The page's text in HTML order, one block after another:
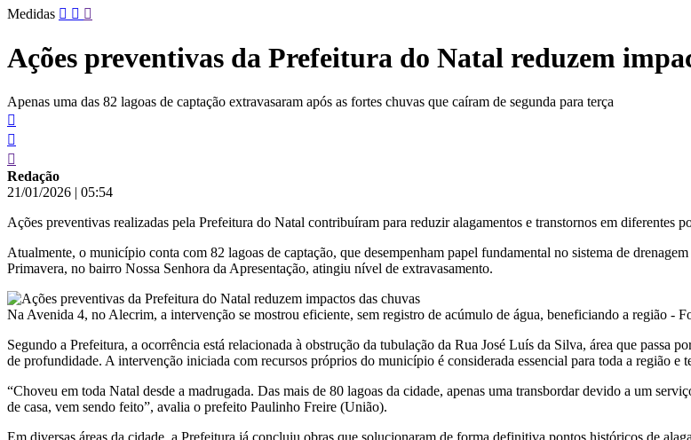
Pular
conteúdo
Medidas
Ações preventivas da Prefeitura do Natal reduzem
Apenas uma das 82 lagoas de captação extravasaram após as fortes chuvas que caíram de segunda para terça
Redação
21/01/2026 | 05:54
Ações preventivas realizadas pela Prefeitura do Natal contribuíram para reduzir alagamentos e transtornos em diferentes
Atualmente, o município conta com 82 lagoas de captação, que desempenham papel fundamental no sistema de
Primavera, no bairro Nossa Senhora da Apresentação, atingiu nível de extravasamento.
Na Avenida 4, no Alecrim, a intervenção se mostrou eficiente, sem registro de acúmulo de água, beneficiando a região -
Segundo a Prefeitura, a ocorrência está relacionada à obstrução da tubulação da Rua José Luís da Silva, área que passa
de profundidade. A intervenção iniciada com recursos próprios do município é considerada essencial para toda a região e
“Choveu em toda Natal desde a madrugada. Das mais de 80 lagoas da cidade, apenas uma transbordar devido a um
de casa, vem sendo feito”, avalia o prefeito Paulinho Freire (União).
Em diversas áreas da cidade, a Prefeitura já concluiu obras que solucionaram de forma definitiva pontos históricos de